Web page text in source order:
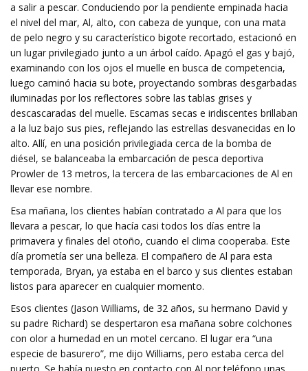
a salir a pescar. Conduciendo por la pendiente empinada hacia
el nivel del mar, Al, alto, con cabeza de yunque, con una mata
de pelo negro y su característico bigote recortado, estacionó en
un lugar privilegiado junto a un árbol caído. Apagó el gas y bajó,
examinando con los ojos el muelle en busca de competencia,
luego caminó hacia su bote, proyectando sombras desgarbadas
iluminadas por los reflectores sobre las tablas grises y
descascaradas del muelle. Escamas secas e iridiscentes brillaban
a la luz bajo sus pies, reflejando las estrellas desvanecidas en lo
alto. Allí, en una posición privilegiada cerca de la bomba de
diésel, se balanceaba la embarcación de pesca deportiva
Prowler de 13 metros, la tercera de las embarcaciones de Al en
llevar ese nombre.
Esa mañana, los clientes habían contratado a Al para que los
llevara a pescar, lo que hacía casi todos los días entre la
primavera y finales del otoño, cuando el clima cooperaba. Este
día prometía ser una belleza. El compañero de Al para esta
temporada, Bryan, ya estaba en el barco y sus clientes estaban
listos para aparecer en cualquier momento.
Esos clientes (Jason Williams, de 32 años, su hermano David y
su padre Richard) se despertaron esa mañana sobre colchones
con olor a humedad en un motel cercano. El lugar era “una
especie de basurero”, me dijo Williams, pero estaba cerca del